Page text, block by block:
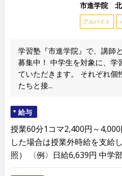
市進学院 北
アルバイト
学習塾『市進学院』で、講師
募集中！ 中学生を対象に、学
ていただきます。 それぞれ個
たちと接...
給与
授業60分1コマ2,400円～
した場合は授業外時給を支給
照） 〈例〉日給6,639円 中学